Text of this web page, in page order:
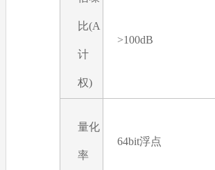
比(A
计
权)
>100dB
量化
率
64bit浮点